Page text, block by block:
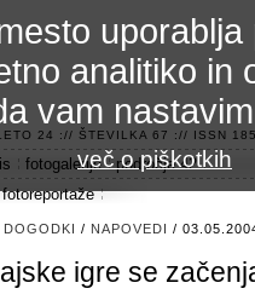
24 :// ŠTEVILKA 67 :// ISSN
fotogalerije
področje 42
fotoreportaže
DOGODKI / NAPOVEDI /
igre se
analitiko in
vam
več o piškotkih